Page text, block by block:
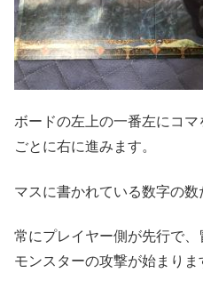
ボードの左上の一番左にコ
ごとに右に進みます。
マスに書かれている数字の数
常にプレイヤー側が先行で
モンスターの攻撃が始まりま